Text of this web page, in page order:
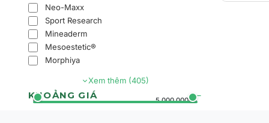
Neo-Maxx
Sport Research
Mineaderm
Mesoestetic®
Morphiya
Xem thêm (405)
KHOẢNG GIÁ
0đ 5.000.000đ+